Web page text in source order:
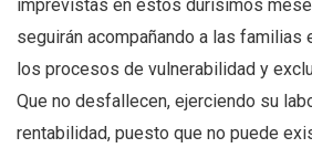
imprevistas en éstos durísimos
seguirán acompañando a las familias
los procesos de vulnerabilidad y
Que no desfallecen, ejerciendo su
rentabilidad, puesto que no puede